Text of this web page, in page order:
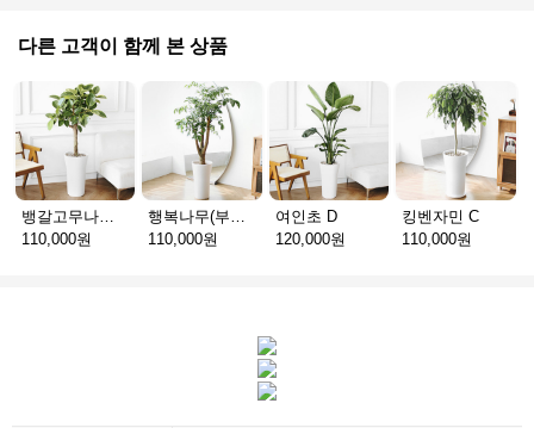
다른 고객이 함께 본 상품
뱅갈고무나무 E
110,000원
행복나무(부귀수) D
110,000원
여인초 D
120,000원
킹벤자민 C
110,000원